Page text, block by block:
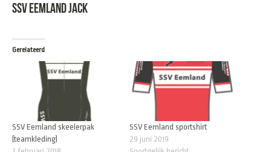
SSV eemland jack
Gerelateerd
SSV Eemland skeelerpak
(teamkleding)
SSV Eemland sportshirt
29 juni 2019